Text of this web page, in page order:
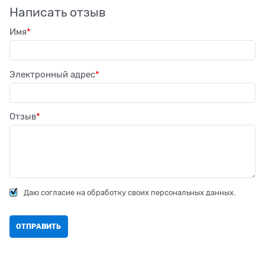
Написать отзыв
Имя
Электронный адрес
Отзыв
Даю согласие на обработку своих персональных данных.